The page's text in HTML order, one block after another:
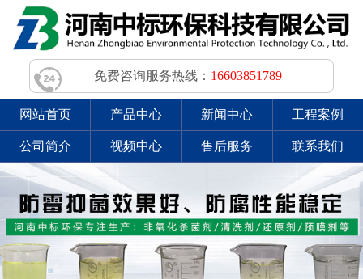
免费咨询服务热线： 16603851789
网站首页 产品中心 新闻中心 工程案例
公司简介 视频中心 售后服务 联系我们